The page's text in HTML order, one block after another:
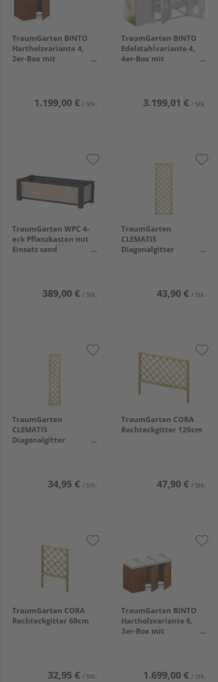
TraumGarten BINTO
Hartholzvariante 4,
2er-Box mit
1.199,00 € / Stk.
TraumGarten BINTO
Edelstahlvariante 4,
4er-Box mit
3.199,01 € / Stk.
TraumGarten WPC 4-
eck Pflanzkasten mit
Einsatz sand
389,00 € / Stk.
TraumGarten
CLEMATIS
Diagonalgitter
43,90 € / Stk.
TraumGarten
CLEMATIS
Diagonalgitter
34,95 € / Stk.
TraumGarten CORA
Rechteckgitter 120cm
47,90 € / Stk.
TraumGarten CORA
Rechteckgitter 60cm
32,95 € / Stk.
TraumGarten BINTO
Hartholzvariante 6,
3er-Box mit
1.699,00 € / Stk.